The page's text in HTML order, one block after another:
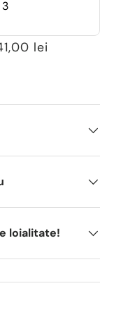
3
lei
loialitate!